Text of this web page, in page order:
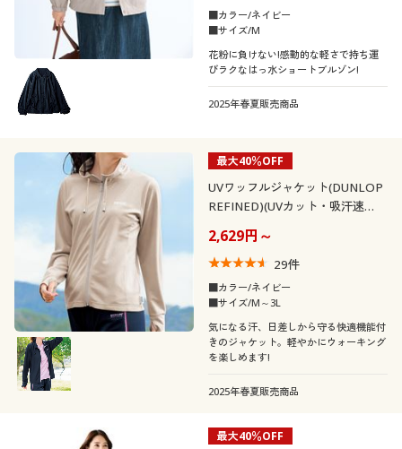
■カラー/ネイビー
■サイズ/M
花粉に負けない!感動的な軽さで持ち運
びラクなはっ水ショートブルゾン!
2025年春夏販売商品
最大40％OFF
UVワッフルジャケット(DUNLOP
REFINED)(UVカット・吸汗速
2,629円～
29件
■カラー/ネイビー
■サイズ/M～3L
気になる汗、日差しから守る快適機能付
きのジャケット。軽やかにウォーキング
を楽しめます!
2025年春夏販売商品
最大40％OFF